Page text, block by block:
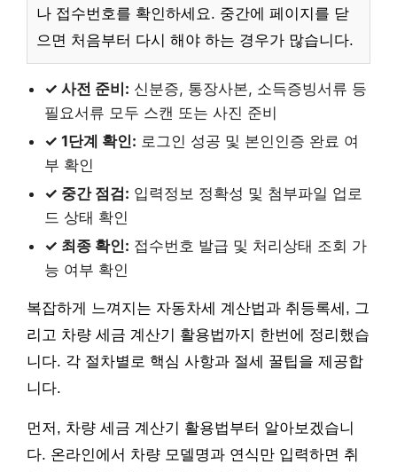
나 접수번호를 확인하세요. 중간에 페이지를 닫
으면 처음부터 다시 해야 하는 경우가 많습니다.
✓ 사전 준비: 신분증, 통장사본, 소득증빙서류 등
필요서류 모두 스캔 또는 사진 준비
✓ 1단계 확인: 로그인 성공 및 본인인증 완료 여
부 확인
✓ 중간 점검: 입력정보 정확성 및 첨부파일 업로
드 상태 확인
✓ 최종 확인: 접수번호 발급 및 처리상태 조회 가
능 여부 확인
복잡하게 느껴지는 자동차세 계산법과 취등록세, 그
리고 차량 세금 계산기 활용법까지 한번에 정리했습
니다. 각 절차별로 핵심 사항과 절세 꿀팁을 제공합
니다.
먼저, 차량 세금 계산기 활용법부터 알아보겠습니
다. 온라인에서 차량 모델명과 연식만 입력하면 취